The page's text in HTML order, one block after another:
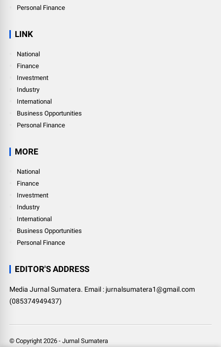
Personal Finance
LINK
National
Finance
Investment
Industry
International
Business Opportunities
Personal Finance
MORE
National
Finance
Investment
Industry
International
Business Opportunities
Personal Finance
EDITOR'S ADDRESS
Media Jurnal Sumatera. Email : jurnalsumatera1@gmail.com
(085374949437)
© Copyright2026 -Jurnal Sumatera